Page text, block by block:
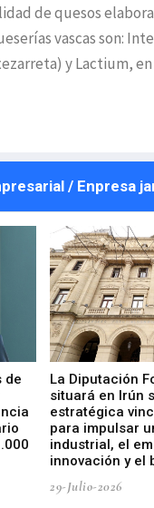
de quesos
vascas son:
y Lactium,
/ Enpresa
de
La Diputación
situará en Irún
estratégica
para impulsar
industrial, el
innovación y el
29-Julio-2026